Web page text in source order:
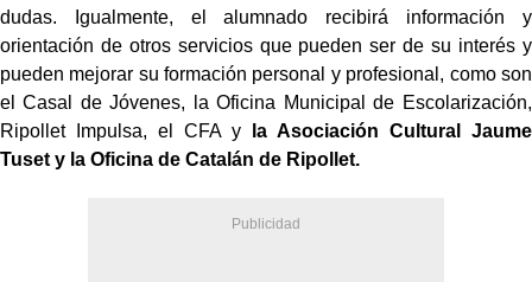
dudas. Igualmente, el alumnado recibirá información y
orientación de otros servicios que pueden ser de su interés y
pueden mejorar su formación personal y profesional, como son
el Casal de Jóvenes, la Oficina Municipal de Escolarización,
Ripollet Impulsa, el CFA y
la Asociación Cultural Jaume
Tuset y la Oficina de Catalán de Ripollet.